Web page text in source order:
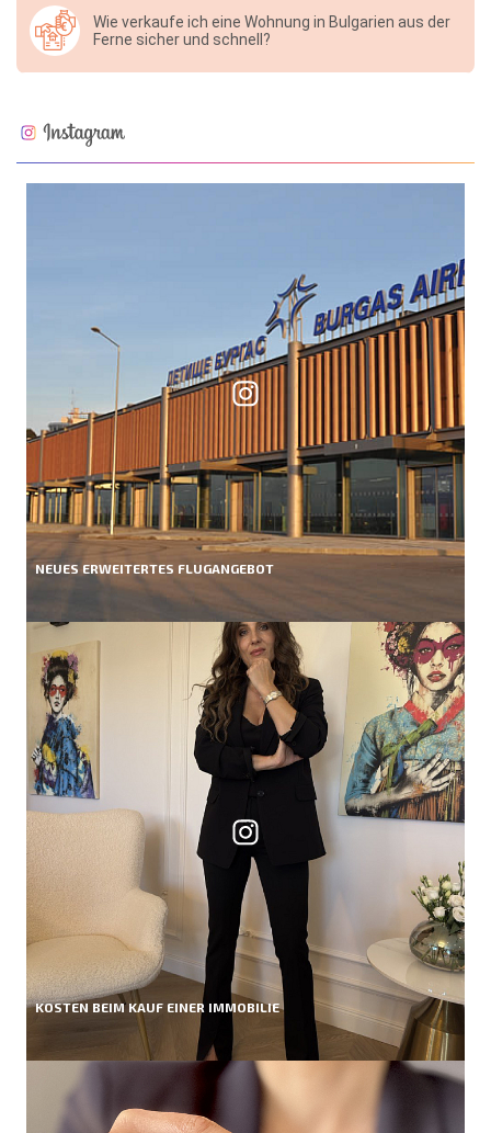
Wie verkaufe ich eine Wohnung in Bulgarien aus der
Ferne sicher und schnell?
NEUES ERWEITERTES FLUGANGEBOT
KOSTEN BEIM KAUF EINER IMMOBILIE